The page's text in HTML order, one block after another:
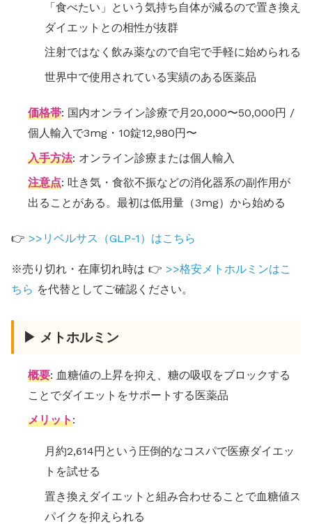
「食べたい」という気持ち自体が減るので置き換え
ダイエットとの相性が抜群
注射ではなく飲み薬なので自宅で手軽に始められる
世界中で使用されている実績のある医薬品
価格帯: 国内オンライン診療で月20,000〜50,000円 /
個人輸入で3mg・10錠12,980円〜
入手方法: オンライン診療または個人輸入
注意点: 吐き気・食欲不振などの消化器系の副作用が
出ることがある。最初は低用量（3mg）から始める
👉 >>リベルサス（GLP-1）はこちら
※売り切れ・在庫切れ時は 👉 >>格安メトホルミンはこ
ちら を代替としてご確認ください。
▶ メトホルミン
概要: 血糖値の上昇を抑え、糖の吸収をブロックする
ことでダイエットをサポートする医薬品
メリット:
月約2,614円という圧倒的なコスパで医療ダイエッ
トを試せる
置き換えダイエットと組み合わせることで血糖値ス
パイクを抑えられる